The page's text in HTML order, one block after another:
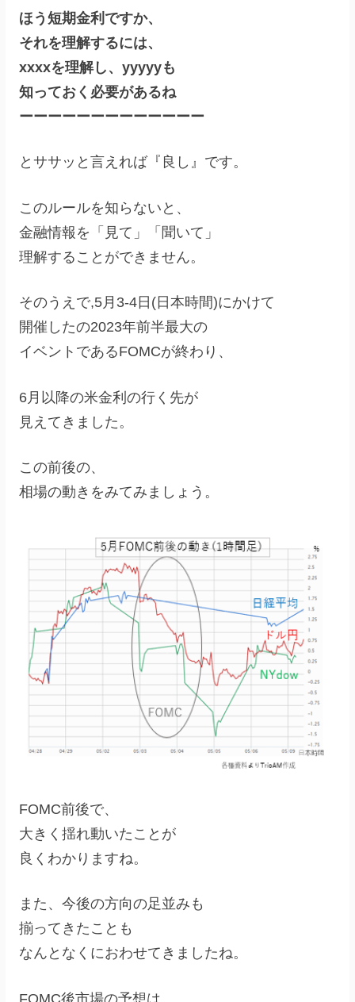
ほう短期金利ですか、
それを理解するには、
xxxxを理解し、yyyyyも
知っておく必要があるね
ーーーーーーーーーーーーー
とササッと言えれば『良し』です。
このルールを知らないと、
金融情報を「見て」「聞いて」
理解することができません。
そのうえで,5月3-4日(日本時間)にかけて
開催したの2023年前半最大の
イベントであるFOMCが終わり、
6月以降の米金利の行く先が
見えてきました。
この前後の、
相場の動きをみてみましょう。
FOMC前後で、
大きく揺れ動いたことが
良くわかりますね。
また、今後の方向の足並みも
揃ってきたことも
なんとなくにおわせてきましたね。
FOMC後市場の予想は、